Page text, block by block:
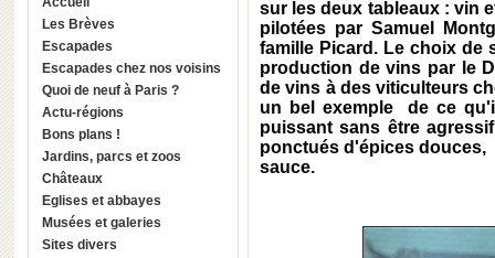
Les Brèves
Escapades
Escapades chez nos voisins
Quoi de neuf à Paris ?
Actu-régions
Bons plans !
Jardins, parcs et zoos
Châteaux
Eglises et abbayes
Musées et galeries
Sites divers
sur les deux tableaux : vin
pilotées par Samuel
famille Picard. Le choix de
production de vins par le
de vins à des viticulteurs
un bel exemple de ce
puissant sans être
ponctués d'épices
sauce.